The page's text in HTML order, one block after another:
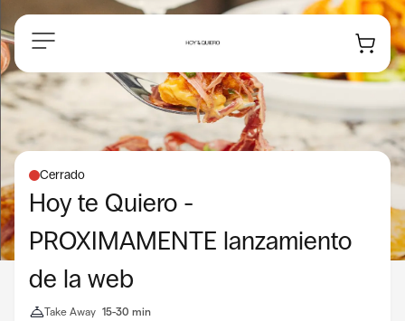
Cerrado
Hoy te Quiero -
PROXIMAMENTE lanzamiento
de la web
Take Away 15-30 min